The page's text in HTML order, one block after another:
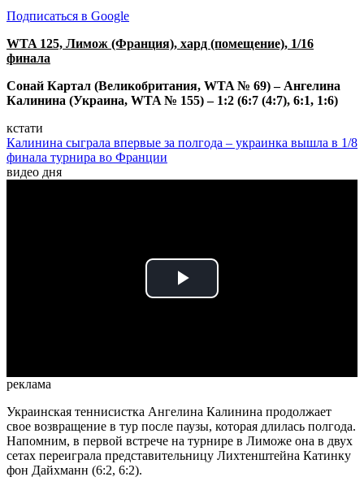
Подписаться в Google
WTA 125, Лимож (Франция), хард (помещение), 1/16
финала
Сонай Картал (Великобритания, WTA № 69) – Ангелина
Калинина (Украина, WTA № 155) – 1:2 (6:7 (4:7), 6:1, 1:6)
кстати
Калинина сыграла впервые за полгода – украинка вышла в 1/8
финала турнира во Франции
видео дня
Play
реклама
Украинская теннисистка Ангелина Калинина продолжает
свое возвращение в тур после паузы, которая длилась полгода.
Напомним, в первой встрече на турнире в Лиможе она в двух
сетах переиграла представительницу Лихтенштейна Катинку
фон Дайхманн (6:2, 6:2).